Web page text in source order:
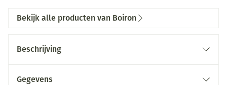
Bekijk alle producten van Boiron
Beschrijving
Gegevens